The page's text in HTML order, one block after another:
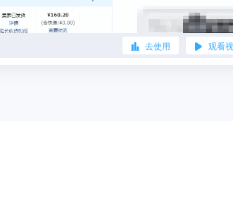
去使用 观看